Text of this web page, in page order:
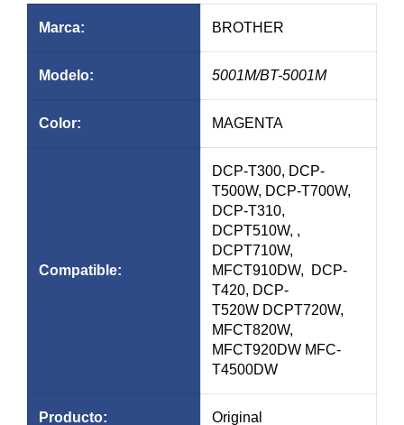
Marca: BROTHER
Modelo: 5001M/BT-5001M
Color: MAGENTA
Compatible:
DCP-T300, DCP-
T500W, DCP-T700W,
DCP-T310,
DCPT510W, ,
DCPT710W,
MFCT910DW, DCP-
T420, DCP-
T520W DCPT720W,
MFCT820W,
MFCT920DW MFC-
T4500DW
Producto: Original